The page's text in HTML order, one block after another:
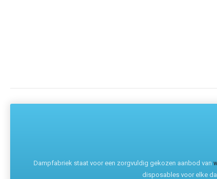
Dampfabriek staat voor een zorgvuldig gekozen aanbod van
disposables voor elke